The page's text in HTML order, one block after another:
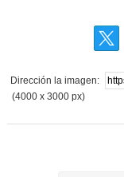
Dirección la imagen:
(4000 x 3000 px)